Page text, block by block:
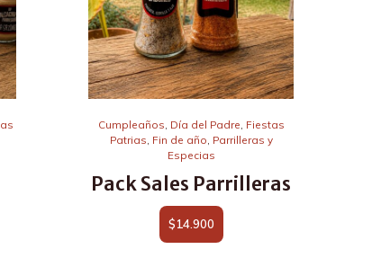
Cumpleaños, Día del Padre, Fiestas
Patrias, Fin de año, Parrilleras y
Especias
Pack Sales Parrilleras
$14.900